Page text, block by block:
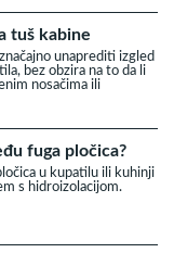
tuš kabine
unaprediti izgled
bez obzira na to da li
nosačima ili
fuga pločica?
u kupatilu ili kuhinji
s hidroizolacijom.